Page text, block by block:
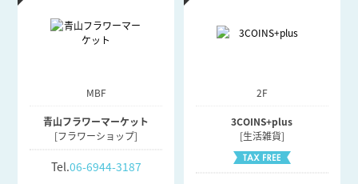
MBF
青山フラワーマーケット
[フラワーショップ]
Tel.06-6944-3187
2F
3COINS+plus
[生活雑貨]